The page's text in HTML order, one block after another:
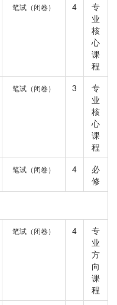
笔试（闭卷） 4
专
业
核
心
课
程
笔试（闭卷） 3
专
业
核
心
课
程
笔试（闭卷） 4
必
修
笔试（闭卷） 4
专
业
方
向
课
程